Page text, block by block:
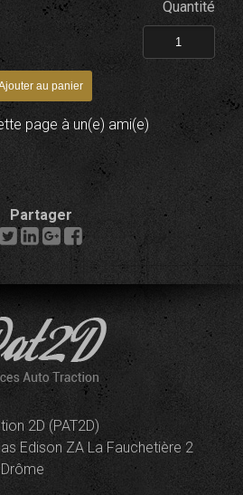
Quantité
page à un(e) ami(e)
Partager
2D (PAT2D)
Edison ZA La Fauchetière 2